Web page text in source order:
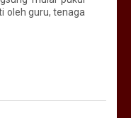
oleh guru, tenaga